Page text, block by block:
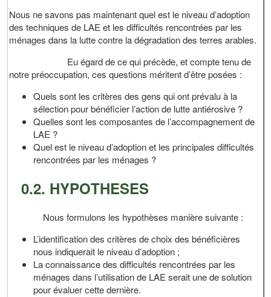
Nous ne savons pas maintenant quel est le niveau d’adoption
des techniques de LAE et les difficultés rencontrées par les
ménages dans la lutte contre la dégradation des terres arables.
Eu égard de ce qui précède, et compte tenu de
notre préoccupation, ces questions méritent d’être posées :
Quels sont les critères des gens qui ont prévalu à la
sélection pour bénéficier l’action de lutte antiérosive ?
Quelles sont les composantes de l’accompagnement de
LAE ?
Quel est le niveau d’adoption et les principales difficultés
rencontrées par les ménages ?
0.2. HYPOTHESES
Nous formulons les hypothèses manière suivante :
L’identification des critères de choix des bénéficières
nous indiquerait le niveau d’adoption ;
La connaissance des difficultés rencontrées par les
ménages dans l’utilisation de LAE serait une de solution
pour évaluer cette dernière.